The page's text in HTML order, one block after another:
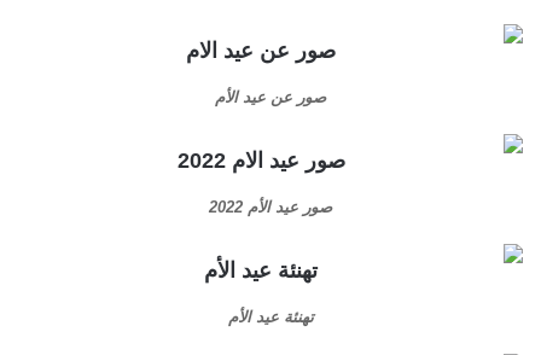
صور عن عيد الأم
صور عيد الأم 2022
تهنئة عيد الأم